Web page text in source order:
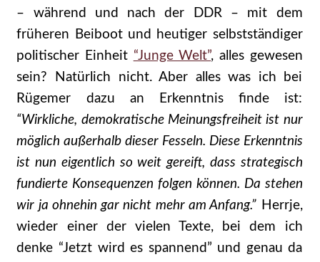
– während und nach der DDR – mit dem
früheren Beiboot und heutiger selbstständiger
politischer Einheit “Junge Welt”, alles gewesen
sein? Natürlich nicht. Aber alles was ich bei
Rügemer dazu an Erkenntnis finde ist:
“Wirkliche, demokratische Meinungsfreiheit ist nur
möglich außerhalb dieser Fesseln. Diese Erkenntnis
ist nun eigentlich so weit gereift, dass strategisch
fundierte Konsequenzen folgen können. Da stehen
wir ja ohnehin gar nicht mehr am Anfang.” Herrje,
wieder einer der vielen Texte, bei dem ich
denke “Jetzt wird es spannend” und genau da